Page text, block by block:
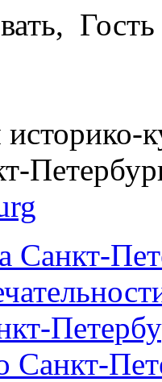
Гость
Санкт-
Санкт-